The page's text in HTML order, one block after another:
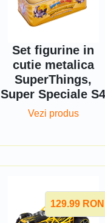
Set figurine in
cutie metalica
SuperThings,
Super Speciale S4
Vezi produs
129.99 RON